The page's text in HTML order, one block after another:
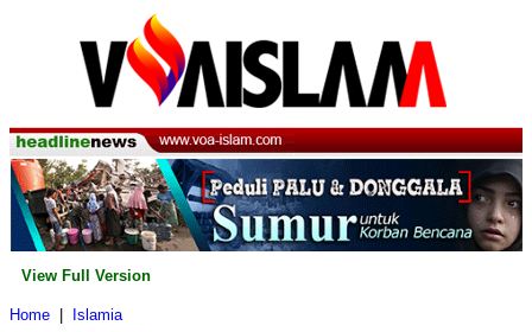
View Full Version
Home
Islamia